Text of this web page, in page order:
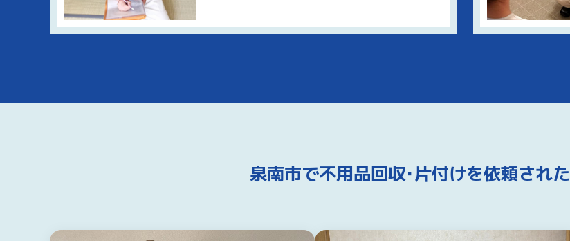
泉南市で不用品回収･片付けを依頼された